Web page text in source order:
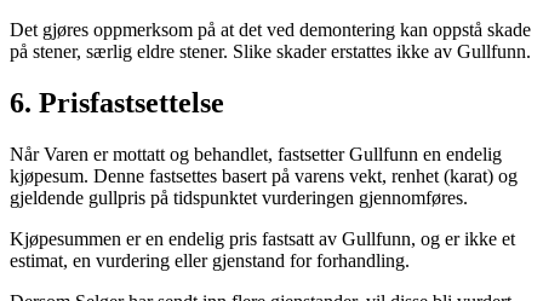
Det gjøres oppmerksom på at det ved demontering kan oppstå skade
på stener, særlig eldre stener. Slike skader erstattes ikke av Gullfunn.
6. Prisfastsettelse
Når Varen er mottatt og behandlet, fastsetter Gullfunn en endelig
kjøpesum. Denne fastsettes basert på varens vekt, renhet (karat) og
gjeldende gullpris på tidspunktet vurderingen gjennomføres.
Kjøpesummen er en endelig pris fastsatt av Gullfunn, og er ikke et
estimat, en vurdering eller gjenstand for forhandling.